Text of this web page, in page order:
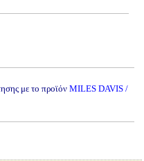
με το προϊόν MILES DAVIS /